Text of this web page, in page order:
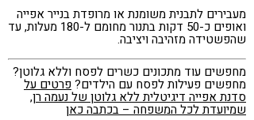
מעבירים לתבנית משומנת או מרופדת בנייר אפייה
ואופים כ-50 דקות בתנור מחומם ל-180 מעלות, עד
שהפשטידה מזהיבה ויציבה.
מחפשים עוד מתכונים כשרים לפסח וללא גלוטן?
מחפשים פעילות לפסח עם הילדים? פרטים על
סדנת אפייה דיגיטלית ללא גלוטן של נעמה רן,
שמיועדת לכל המשפחה – בכתבה כאן